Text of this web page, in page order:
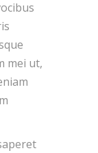
mei ut,